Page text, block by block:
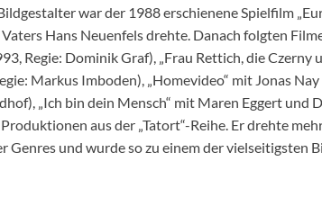
war der 1988 erschienene Spielfilm
Vaters Hans Neuenfels drehte. Danach folgten
Regie: Dominik Graf), „Frau Rettich, die
Markus Imboden), „Homevideo“ mit Jonas
„Ich bin dein Mensch“ mit Maren Eggert und
aus der „Tatort“-Reihe. Er drehte
Genres und wurde so zu einem der vielseitigsten